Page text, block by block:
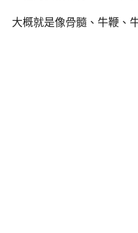
大概就是像骨髓、牛鞭、